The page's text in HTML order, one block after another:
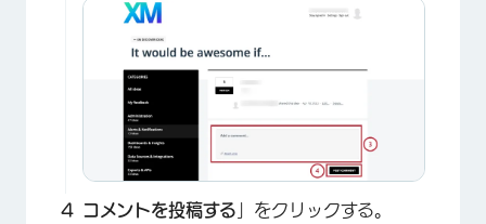
コメントを投稿する 」をクリックする。